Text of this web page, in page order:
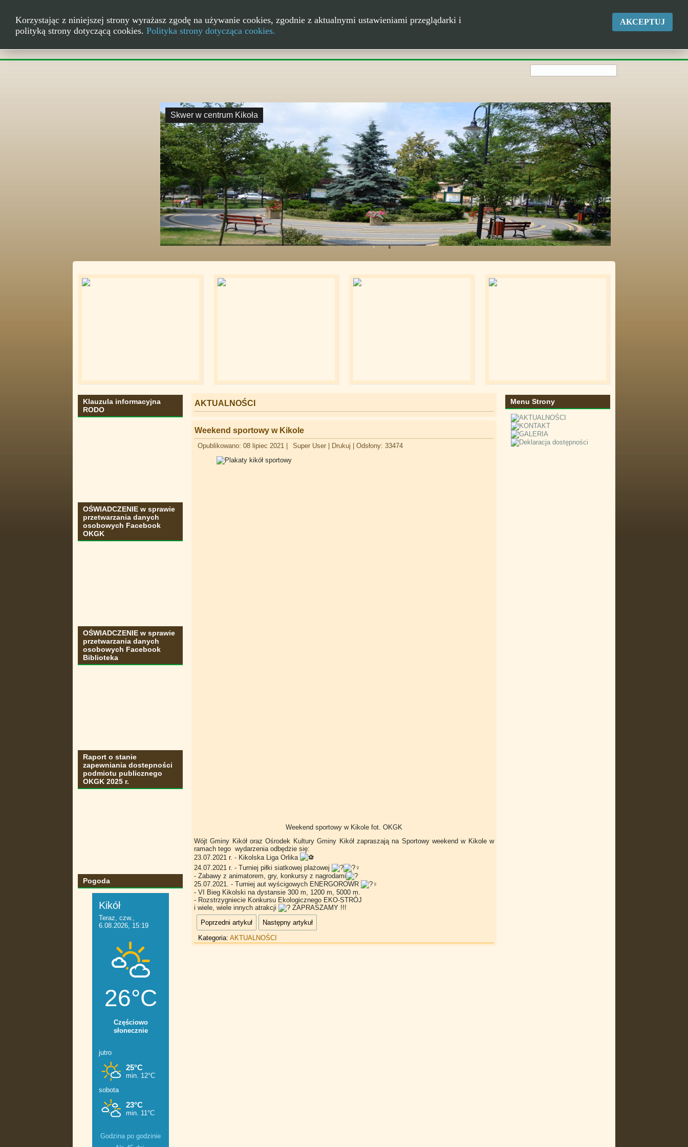
Skwer w centrum Kikoła
Klauzula informacyjna
RODO
OŚWIADCZENIE w sprawie
przetwarzania danych
osobowych Facebook
OKGK
OŚWIADCZENIE w sprawie
przetwarzania danych
osobowych Facebook
Biblioteka
Raport o stanie
zapewniania dostepności
podmiotu publicznego
OKGK 2025 r.
Pogoda
Godzina po godzinie
AKTUALNOŚCI
Weekend sportowy w Kikole
Opublikowano: 08 lipiec 2021 Super User Drukuj Odsłony: 33474
Weekend sportowy w Kikole fot. OKGK
Wójt Gminy Kikół oraz Ośrodek Kultury Gminy Kikół zapraszają na Sportowy weekend w Kikole w
ramach tego wydarzenia odbędzie się:
23.07.2021 r. - Kikolska Liga Orlika
24.07.2021 r. - Turniej piłki siatkowej plażowej
- Zabawy z animatorem, gry, konkursy z nagrodami
25.07.2021. - Turniej aut wyścigowych ENERGOROWR
- VI Bieg Kikolski na dystansie 300 m, 1200 m, 5000 m.
- Rozstrzygniecie Konkursu Ekologicznego EKO-STRÓJ
i wiele, wiele innych atrakcji
ZAPRASZAMY !!!
Poprzedni artykuł
Następny artykuł
Kategoria: AKTUALNOŚCI
Menu Strony
Korzystając z niniejszej strony wyrażasz zgodę na używanie cookies, zgodnie z aktualnymi ustawieniami przeglądarki i
polityką strony dotyczącą cookies. Polityka strony dotycząca cookies.
AKCEPTUJ